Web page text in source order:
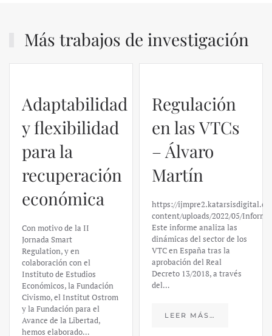
Más trabajos de investigación
Regulación
en las VTCs
– Álvaro
Martín
https://ijmpre2.katarsisdigital.com/wp-
content/uploads/2022/05/Informe_sobre_las_VTC.pdf
Este informe analiza las
dinámicas del sector de los
VTC en España tras la
aprobación del Real
Decreto 13/2018, a través
del…
LEER MÁS…
El caso de
Silicon
Valley Bank:
un análisis
financiero –
Daniel
Fernández